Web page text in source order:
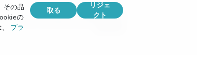
Copyright © 2026
その品
の
プラ
取る
リジェ
クト